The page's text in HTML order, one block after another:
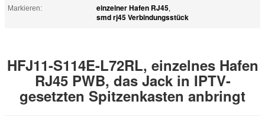
Markieren:
einzelner Hafen RJ45,
smd rj45 Verbindungsstück
HFJ11-S114E-L72RL, einzelnes Hafen
RJ45 PWB, das Jack in IPTV-
gesetzten Spitzenkasten anbringt